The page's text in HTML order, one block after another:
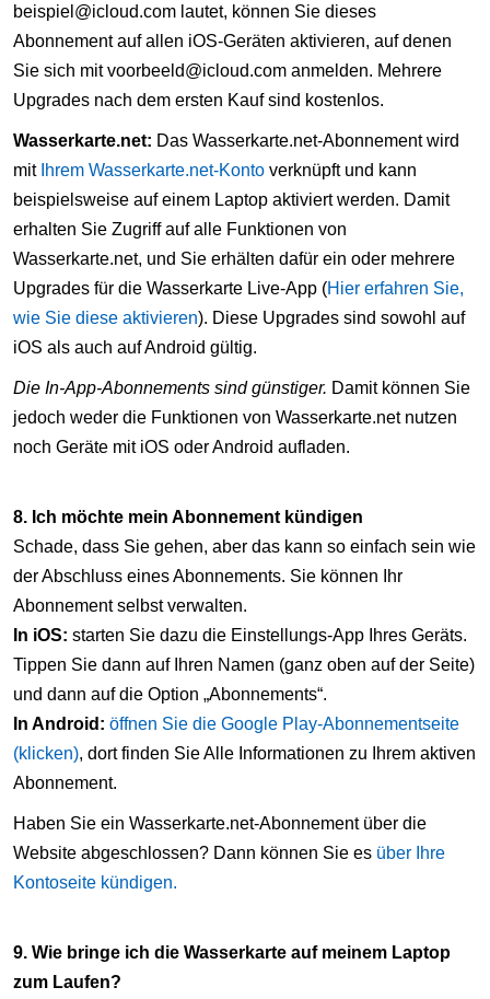
beispiel@icloud.com lautet, können Sie dieses
Abonnement auf allen iOS-Geräten aktivieren, auf denen
Sie sich mit voorbeeld@icloud.com anmelden. Mehrere
Upgrades nach dem ersten Kauf sind kostenlos.
Wasserkarte.net: Das Wasserkarte.net-Abonnement wird
mit Ihrem Wasserkarte.net-Konto verknüpft und kann
beispielsweise auf einem Laptop aktiviert werden. Damit
erhalten Sie Zugriff auf alle Funktionen von
Wasserkarte.net, und Sie erhälten dafür ein oder mehrere
Upgrades für die Wasserkarte Live-App (Hier erfahren Sie,
wie Sie diese aktivieren). Diese Upgrades sind sowohl auf
iOS als auch auf Android gültig.
Die In-App-Abonnements sind günstiger. Damit können Sie
jedoch weder die Funktionen von Wasserkarte.net nutzen
noch Geräte mit iOS oder Android aufladen.
8. Ich möchte mein Abonnement kündigen
Schade, dass Sie gehen, aber das kann so einfach sein wie
der Abschluss eines Abonnements. Sie können Ihr
Abonnement selbst verwalten.
In iOS: starten Sie dazu die Einstellungs-App Ihres Geräts.
Tippen Sie dann auf Ihren Namen (ganz oben auf der Seite)
und dann auf die Option „Abonnements“.
In Android: öffnen Sie die Google Play-Abonnementseite
(klicken), dort finden Sie Alle Informationen zu Ihrem aktiven
Abonnement.
Haben Sie ein Wasserkarte.net-Abonnement über die
Website abgeschlossen? Dann können Sie es über Ihre
Kontoseite kündigen.
9. Wie bringe ich die Wasserkarte auf meinem Laptop
zum Laufen?